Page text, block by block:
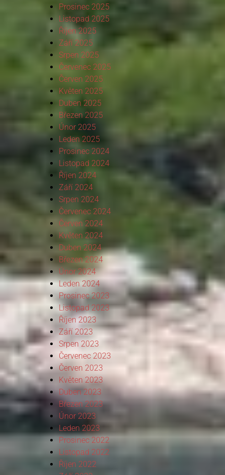
Prosinec 2025
Listopad 2025
Říjen 2025
Září 2025
Srpen 2025
Červenec 2025
Červen 2025
Květen 2025
Duben 2025
Březen 2025
Únor 2025
Leden 2025
Prosinec 2024
Listopad 2024
Říjen 2024
Září 2024
Srpen 2024
Červenec 2024
Červen 2024
Květen 2024
Duben 2024
Březen 2024
Únor 2024
Leden 2024
Prosinec 2023
Listopad 2023
Říjen 2023
Září 2023
Srpen 2023
Červenec 2023
Červen 2023
Květen 2023
Duben 2023
Březen 2023
Únor 2023
Leden 2023
Prosinec 2022
Listopad 2022
Říjen 2022